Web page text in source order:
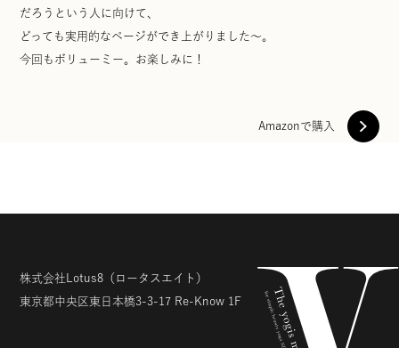
だろうという人に向けて、
どっても実用的なページができ上がりました～。
今回もボリューミー。お楽しみに！
Amazonで購入
株式会社Lotus8 （ロータスエイト）
東京都中央区東日本橋3-3-17 Re-Know 1F